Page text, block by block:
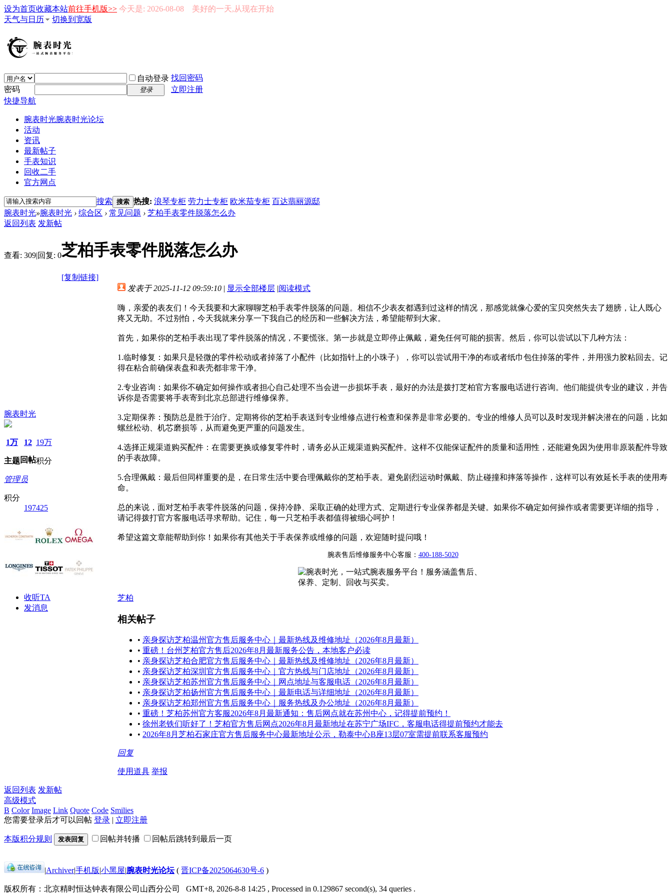
设为首页收藏本站前往手机版>> 今天是: 2026-08-08 美好的一天,从现在开始
天气与日历
切换到宽版
自动登录 找回密码
密码
登录
立即注册
快捷导航
腕表时光腕表时光论坛
活动
资讯
最新帖子
手表知识
回收二手
官方网点
搜索 搜索 热搜: 浪琴专柜 劳力士专柜 欧米茄专柜 百达翡丽源邸
腕表时光»腕表时光 › 综合区 › 常见问题 › 芝柏手表零件脱落怎么办
返回列表 发新帖
查看: 309|回复: 0芝柏手表零件脱落怎么办
[复制链接]
腕表时光
1万
主题
12
回帖
19万
积分
管理员
积分
197425
收听TA
发消息
发表于 2025-11-12 09:59:10 | 显示全部楼层 |阅读模式
嗨，亲爱的表友们！今天我要和大家聊聊芝柏手表零件脱落的问题。相信不少表友都遇到过这样的情况，那感觉就像心爱的宝贝突然失去了翅膀，让人既心
疼又无助。不过别怕，今天我就来分享一下我自己的经历和一些解决方法，希望能帮到大家。
首先，如果你的芝柏手表出现了零件脱落的情况，不要慌张。第一步就是立即停止佩戴，避免任何可能的损害。然后，你可以尝试以下几种方法：
1.临时修复：如果只是轻微的零件松动或者掉落了小配件（比如指针上的小珠子），你可以尝试用干净的布或者纸巾包住掉落的零件，并用强力胶粘回去。记
得在粘合前确保表盘和表壳都非常干净。
2.专业咨询：如果你不确定如何操作或者担心自己处理不当会进一步损坏手表，最好的办法是拨打芝柏官方客服电话进行咨询。他们能提供专业的建议，并告
诉你是否需要将手表寄到北京总部进行维修保养。
3.定期保养：预防总是胜于治疗。定期将你的芝柏手表送到专业维修点进行检查和保养是非常必要的。专业的维修人员可以及时发现并解决潜在的问题，比如
螺丝松动、机芯磨损等，从而避免更严重的问题发生。
4.选择正规渠道购买配件：在需要更换或修复零件时，请务必从正规渠道购买配件。这样不仅能保证配件的质量和适用性，还能避免因为使用非原装配件导致
的手表故障。
5.合理佩戴：最后但同样重要的是，在日常生活中要合理佩戴你的芝柏手表。避免剧烈运动时佩戴、防止碰撞和摔落等操作，这样可以有效延长手表的使用寿
命。
总的来说，面对芝柏手表零件脱落的问题，保持冷静、采取正确的处理方式、定期进行专业保养都是关键。如果你不确定如何操作或者需要更详细的指导，
请记得拨打官方客服电话寻求帮助。记住，每一只芝柏手表都值得被细心呵护！
希望这篇文章能帮助到你！如果你有其他关于手表保养或维修的问题，欢迎随时提问哦！
腕表售后维修服务中心客服： 400-188-5020
芝柏
相关帖子
• 亲身探访芝柏温州官方售后服务中心｜最新热线及维修地址（2026年8月最新）
• 重磅！台州芝柏官方售后2026年8月最新服务公告，本地客户必读
• 亲身探访芝柏合肥官方售后服务中心｜最新热线及维修地址（2026年8月最新）
• 亲身探访芝柏深圳官方售后服务中心｜官方热线与门店地址（2026年8月最新）
• 亲身探访芝柏苏州官方售后服务中心｜网点地址与客服电话（2026年8月最新）
• 亲身探访芝柏扬州官方售后服务中心｜最新电话与详细地址（2026年8月最新）
• 亲身探访芝柏郑州官方售后服务中心｜服务热线及办公地址（2026年8月最新）
• 重磅！芝柏苏州官方客服2026年8月最新通知：售后网点就在苏州中心，记得提前预约！
• 徐州老铁们听好了！芝柏官方售后网点2026年8月最新地址在苏宁广场IFC，客服电话得提前预约才能去
• 2026年8月芝柏石家庄官方售后服务中心最新地址公示，勒泰中心B座13层07室需提前联系客服预约
回复
使用道具 举报
返回列表 发新帖
高级模式
B Color Image Link Quote Code Smilies
您需要登录后才可以回帖 登录 | 立即注册
本版积分规则 发表回复 回帖并转播 回帖后跳转到最后一页
|Archiver|手机版|小黑屋|腕表时光论坛( 晋ICP备2025064630号-6 )
版权所有：北京精时恒达钟表有限公司山西分公司 GMT+8, 2026-8-8 14:25 , Processed in 0.129867 second(s), 34 queries .